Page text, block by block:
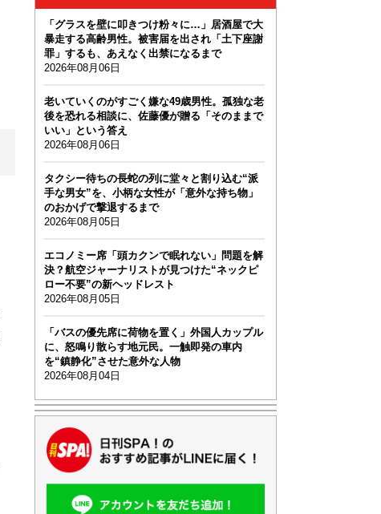
「グラスを壁に叩きつけ粉々に…」居酒屋で大
暴走する高齢男性。被害届を出され「土下座謝
罪」するも、あえなく出禁になるまで
2026年08月06日
老いていくのがすごく嫌な49歳男性。孤独な老
後を恐れる相談に、佐藤優が贈る「そのままで
いい」という答え
2026年08月06日
タクシー待ちの長蛇の列に堂々と割り込む“派
手な男女”を、小柄な女性が「意外な持ち物」
のおかげで撃退するまで
2026年08月05日
エコノミー席「頭カクンで眠れない」問題を解
決？航空ジャーナリストが見つけた“ネックピ
ロー不要”の新ヘッドレスト
2026年08月05日
「バスの優先席に荷物を置く」外国人カップル
に、怒鳴り散らす地元民。一触即発の車内
を“鎮静化”させた意外な人物
2026年08月04日